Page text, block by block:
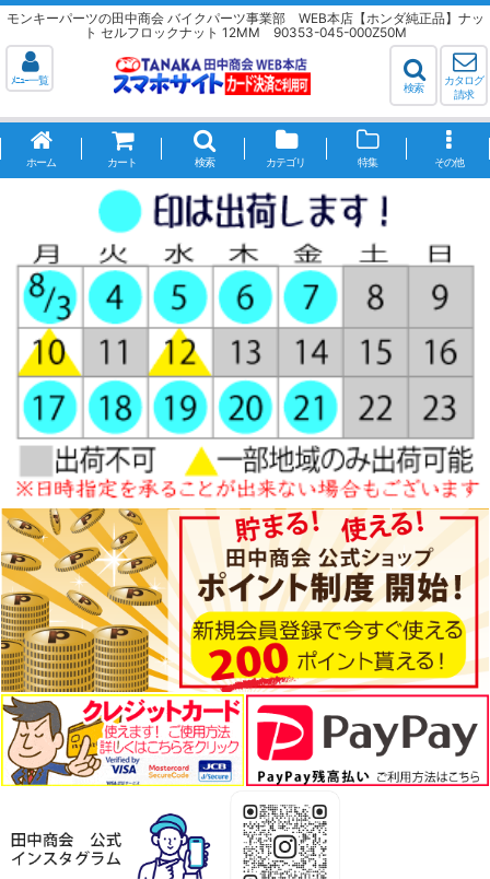
モンキーパーツの田中商会 バイクパーツ事業部 WEB本店【ホンダ純正品】ナッ
ト セルフロックナット 12MM 90353-045-000Z50M
ﾒﾆｭｰ一覧
検索
カタログ
請求
ホーム カート 検索 カテゴリ 特集 その他